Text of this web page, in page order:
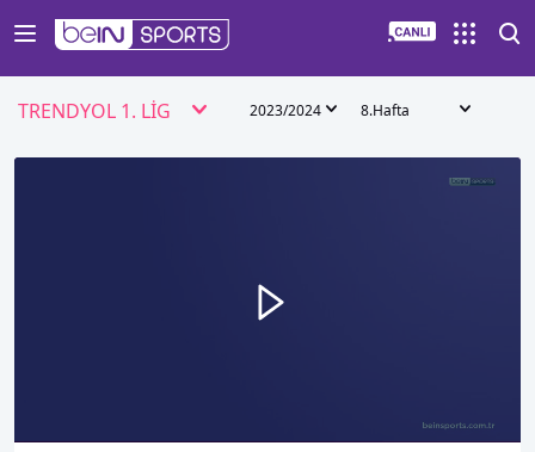
TRENDYOL 1. LİG 2023/2024 8.Hafta